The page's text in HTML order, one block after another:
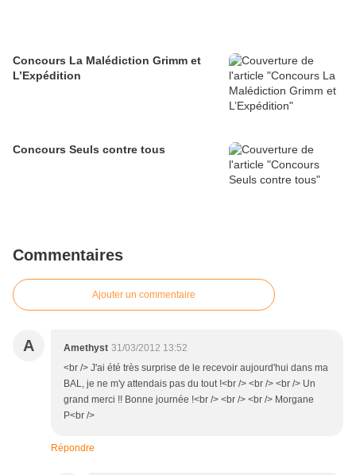
Concours La Malédiction Grimm et
L’Expédition
Concours Seuls contre tous
Commentaires
Ajouter un commentaire
A Amethyst 31/03/2012 13:52
<br /> J'ai été très surprise de le recevoir aujourd'hui dans ma
BAL, je ne m'y attendais pas du tout !<br /> <br /> <br /> Un
grand merci !! Bonne journée !<br /> <br /> <br /> Morgane
P<br />
Répondre